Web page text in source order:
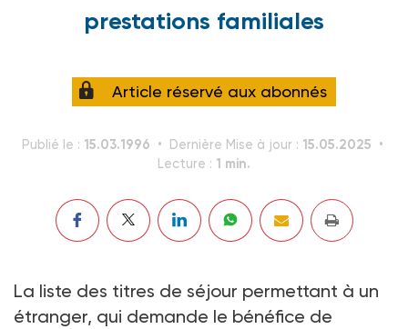
prestations familiales
Article réservé aux abonnés
Publié le : 15.03.1996 Dernière Mise à jour : 15.05.2025
Lecture : 1 min.
La liste des titres de séjour permettant à un
étranger, qui demande le bénéfice de